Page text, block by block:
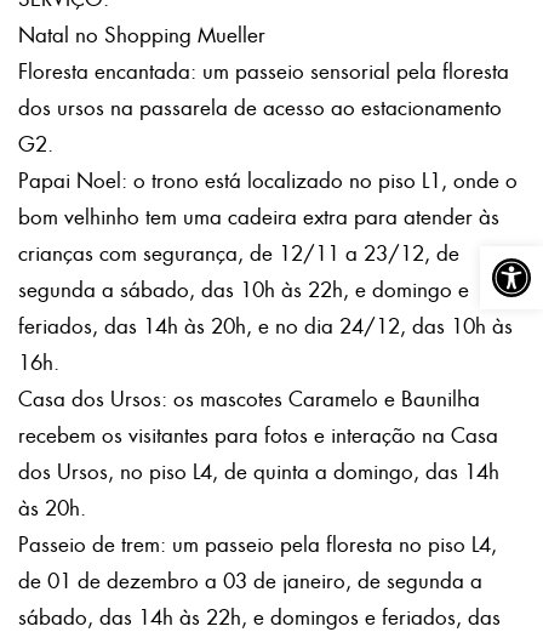
Abrir
Natal no Shopping Mueller
Floresta encantada: um passeio sensorial pela floresta
dos ursos na passarela de acesso ao estacionamento
G2.
Papai Noel: o trono está localizado no piso L1, onde o
bom velhinho tem uma cadeira extra para atender às
crianças com segurança, de 12/11 a 23/12, de
segunda a sábado, das 10h às 22h, e domingo e
feriados, das 14h às 20h, e no dia 24/12, das 10h às
16h.
Casa dos Ursos: os mascotes Caramelo e Baunilha
recebem os visitantes para fotos e interação na Casa
dos Ursos, no piso L4, de quinta a domingo, das 14h
às 20h.
Passeio de trem: um passeio pela floresta no piso L4,
de 01 de dezembro a 03 de janeiro, de segunda a
sábado, das 14h às 22h, e domingos e feriados, das